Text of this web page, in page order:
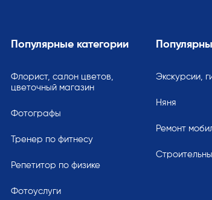
Популярные категории
Флорист, салон цветов,
цветочный магазин
Фотографы
Тренер по фитнесу
Репетитор по физике
Фотоуслуги
Экскурсии,
Няня
Ремонт